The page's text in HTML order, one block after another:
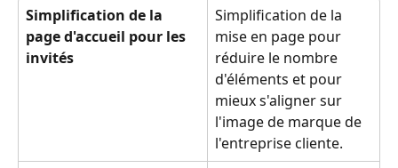
Simplification de la
page d'accueil pour les
invités
Simplification de la
mise en page pour
réduire le nombre
d'éléments et pour
mieux s'aligner sur
l'image de marque de
l'entreprise cliente.